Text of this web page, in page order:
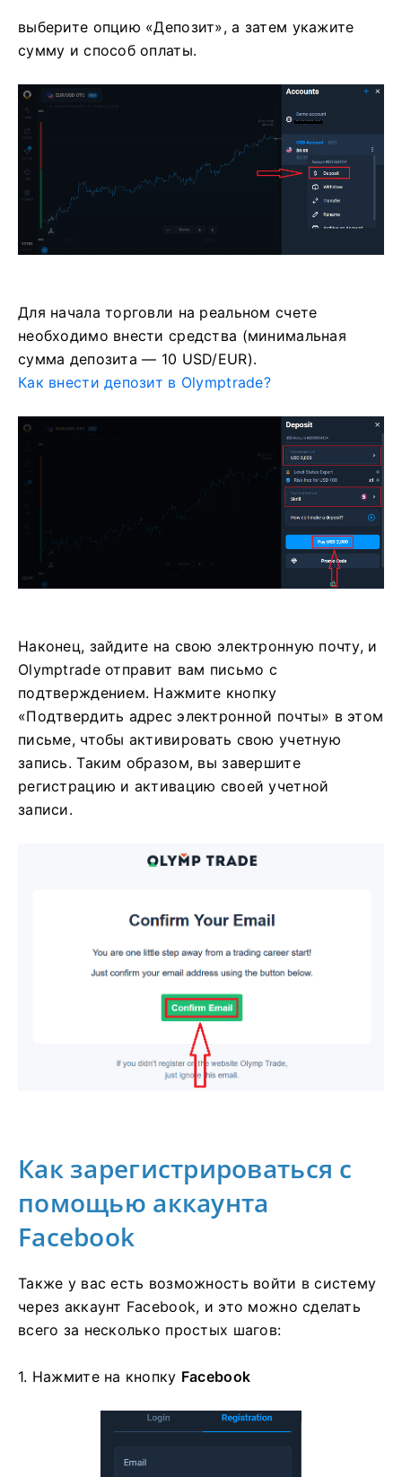
выберите опцию «Депозит», а затем укажите
сумму и способ оплаты.
Для начала торговли на реальном счете
необходимо внести средства (минимальная
сумма депозита — 10 USD/EUR).
Как внести депозит в Olymptrade?
Наконец, зайдите на свою электронную почту, и
Olymptrade отправит вам письмо с
подтверждением. Нажмите кнопку
«Подтвердить адрес электронной почты» в этом
письме, чтобы активировать свою учетную
запись. Таким образом, вы завершите
регистрацию и активацию своей учетной
записи.
Как зарегистрироваться с
помощью аккаунта
Facebook
Также у вас есть возможность войти в систему
через аккаунт Facebook, и это можно сделать
всего за несколько простых шагов:
1. Нажмите на кнопку Facebook